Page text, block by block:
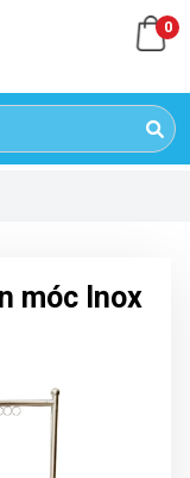
0
móc Inox